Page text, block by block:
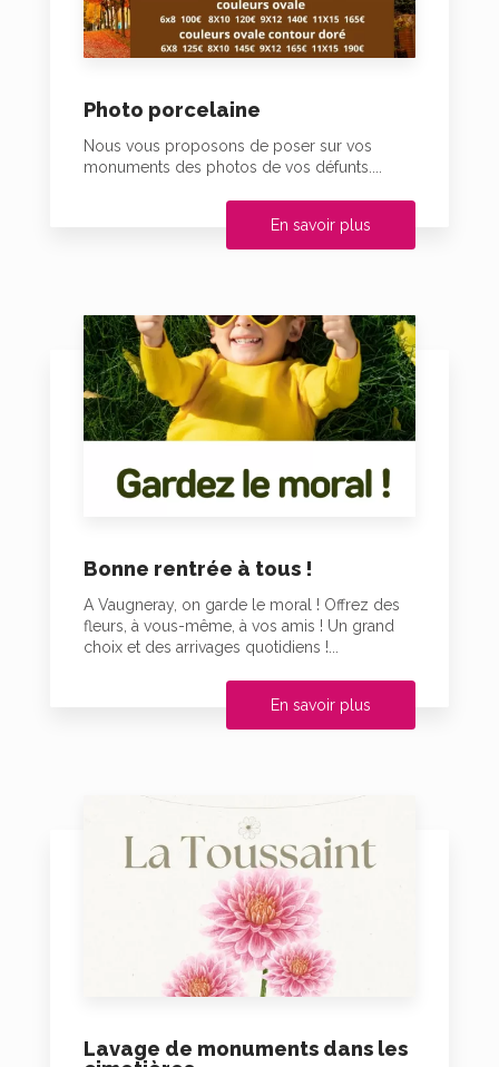
Photo porcelaine
Nous vous proposons de poser sur vos
monuments des photos de vos défunts....
En savoir plus
Bonne rentrée à tous !
A Vaugneray, on garde le moral ! Offrez des
fleurs, à vous-même, à vos amis ! Un grand
choix et des arrivages quotidiens !...
En savoir plus
Lavage de monuments dans les